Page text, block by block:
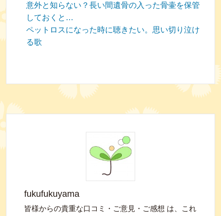
意外と知らない？長い間遺骨の入った骨壷を保管
しておくと…
ペットロスになった時に聴きたい。思い切り泣け
る歌
fukufukuyama
皆様からの貴重な口コミ・ご意見・ご感想 は、これ